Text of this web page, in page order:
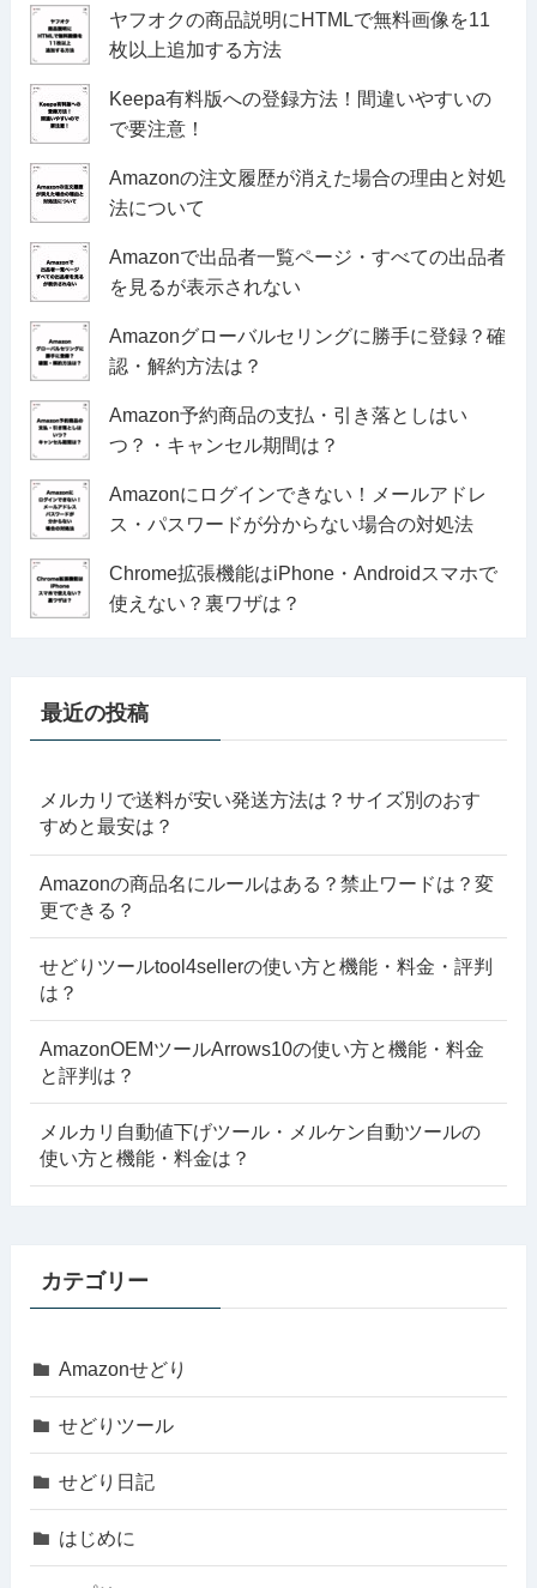
ヤフオクの商品説明にHTMLで無料画像を11
枚以上追加する方法
Keepa有料版への登録方法！間違いやすいの
で要注意！
Amazonの注文履歴が消えた場合の理由と対処
法について
Amazonで出品者一覧ページ・すべての出品者
を見るが表示されない
Amazonグローバルセリングに勝手に登録？確
認・解約方法は？
Amazon予約商品の支払・引き落としはい
つ？・キャンセル期間は？
Amazonにログインできない！メールアドレ
ス・パスワードが分からない場合の対処法
Chrome拡張機能はiPhone・Androidスマホで
使えない？裏ワザは？
最近の投稿
メルカリで送料が安い発送方法は？サイズ別のおす
すめと最安は？
Amazonの商品名にルールはある？禁止ワードは？変
更できる？
せどりツールtool4sellerの使い方と機能・料金・評判
は？
AmazonOEMツールArrows10の使い方と機能・料金
と評判は？
メルカリ自動値下げツール・メルケン自動ツールの
使い方と機能・料金は？
カテゴリー
Amazonせどり
せどりツール
せどり日記
はじめに